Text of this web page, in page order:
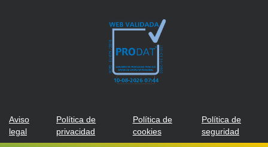
Aviso
legal
Política de
privacidad
Política de
cookies
Política de
seguridad